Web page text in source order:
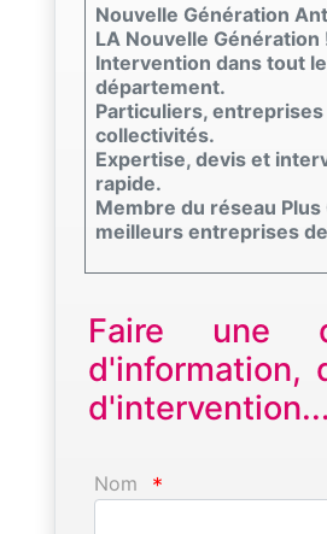
Nouvelle Génération
LA Nouvelle Génération
Intervention dans tout le
département.
Particuliers,
collectivités.
Expertise, devis et
rapide.
Membre du réseau Plus
meilleurs entreprises
Faire une
d'information,
d'intervention...
Nom *